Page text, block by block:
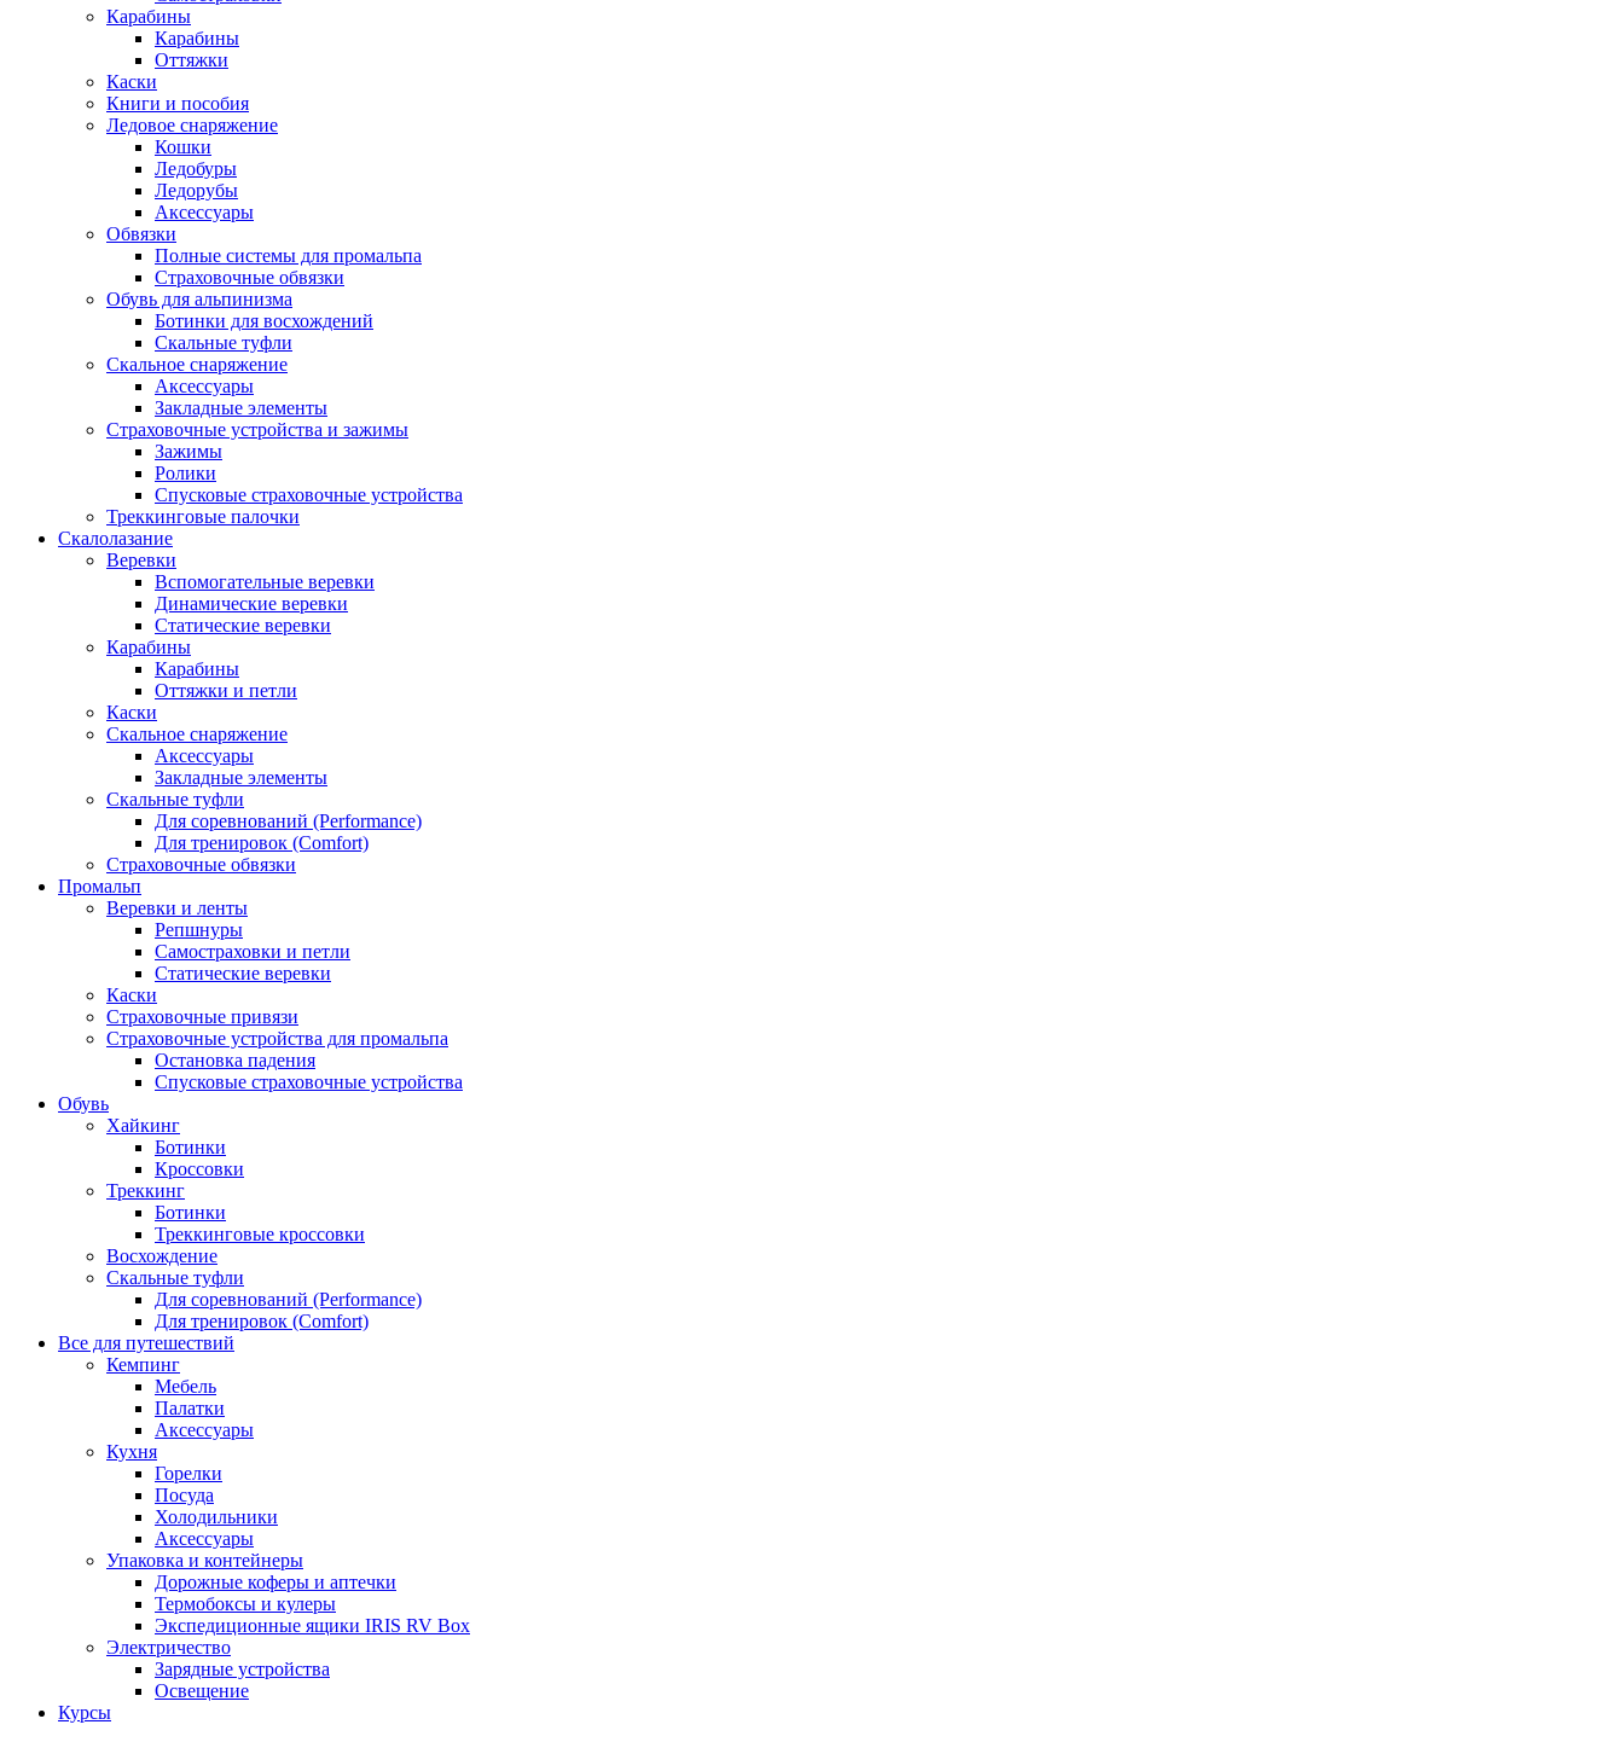
Карабины
Карабины
Оттяжки
Каски
Книги и пособия
Ледовое снаряжение
Кошки
Ледобуры
Ледорубы
Аксессуары
Обвязки
Полные системы для промальпа
Страховочные обвязки
Обувь для альпинизма
Ботинки для восхождений
Скальные туфли
Скальное снаряжение
Аксессуары
Закладные элементы
Страховочные устройства и зажимы
Зажимы
Ролики
Спусковые страховочные устройства
Треккинговые палочки
Скалолазание
Веревки
Вспомогательные веревки
Динамические веревки
Статические веревки
Карабины
Карабины
Оттяжки и петли
Каски
Скальное снаряжение
Аксессуары
Закладные элементы
Скальные туфли
Для соревнований (Performance)
Для тренировок (Comfort)
Страховочные обвязки
Промальп
Веревки и ленты
Репшнуры
Самостраховки и петли
Статические веревки
Каски
Страховочные привязи
Страховочные устройства для промальпа
Остановка падения
Спусковые страховочные устройства
Обувь
Хайкинг
Ботинки
Кроссовки
Треккинг
Ботинки
Треккинговые кроссовки
Восхождение
Скальные туфли
Для соревнований (Performance)
Для тренировок (Comfort)
Все для путешествий
Кемпинг
Мебель
Палатки
Аксессуары
Кухня
Горелки
Посуда
Холодильники
Аксессуары
Упаковка и контейнеры
Дорожные коферы и аптечки
Термобоксы и кулеры
Экспедиционные ящики IRIS RV Box
Электричество
Зарядные устройства
Освещение
Курсы